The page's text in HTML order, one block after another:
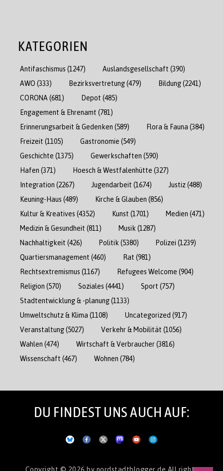
KATEGORIEN
Antifaschismus (1247) Auslandsgesellschaft (390)
AWO (333) Bezirksvertretung(479) Bildung(2241)
CORONA (681) Depot (485)
Engagement & Ehrenamt (781)
Erinnerungsarbeit & Gedenken (589) Flora & Fauna (384)
Freizeit (1105) Gastronomie (549)
Geschichte (1375) Gewerkschaften (590)
Hafen (371) Hoesch & Westfalenhütte (327)
Integration (2267) Jugendarbeit (1674) Justiz(488)
Keuning-Haus (489) Kirche & Glauben (856)
Kultur & Kreatives (4352) Kunst (1701) Medien (471)
Medizin & Gesundheit (811) Musik (1287)
Nachhaltigkeit (426) Politik (5380) Polizei (1239)
Quartiersmanagement (460) Rat (981)
Rechtsextremismus (1167) Refugees Welcome (904)
Religion (570) Soziales (4441) Sport (757)
Stadtentwicklung & -planung(1133)
Umweltschutz & Klima (1108) Uncategorized (917)
Veranstaltung(5027) Verkehr & Mobilität (1056)
Wahlen (474) Wirtschaft & Verbraucher(3816)
Wissenschaft (467) Wohnen (784)
DU FINDEST UNS AUCH AUF:
Copyright © 2026 by nordstadtblogger.de All rights